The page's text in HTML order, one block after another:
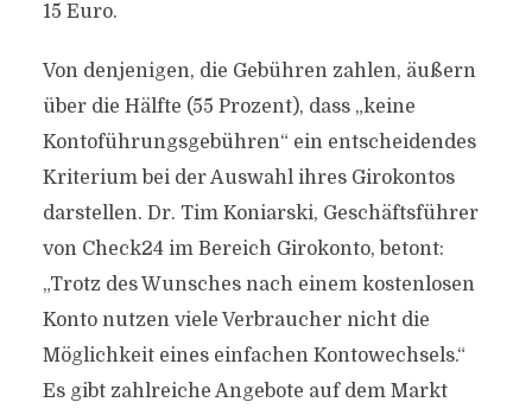
15 Euro.
Von denjenigen, die Gebühren zahlen, äußern
über die Hälfte (55 Prozent), dass „keine
Kontoführungsgebühren“ ein entscheidendes
Kriterium bei der Auswahl ihres Girokontos
darstellen. Dr. Tim Koniarski, Geschäftsführer
von Check24 im Bereich Girokonto, betont:
„Trotz des Wunsches nach einem kostenlosen
Konto nutzen viele Verbraucher nicht die
Möglichkeit eines einfachen Kontowechsels.“
Es gibt zahlreiche Angebote auf dem Markt